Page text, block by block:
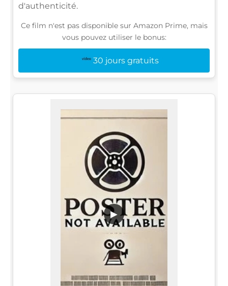
d'authenticité.
Ce film n'est pas disponible sur Amazon Prime, mais
vous pouvez utiliser le bonus:
30 jours gratuits
▶